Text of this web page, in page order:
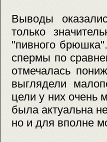
Выводы
только
"пивного
спермы по
отмечалась
выглядели
цели у них очень
была актуальна
но и для вполне